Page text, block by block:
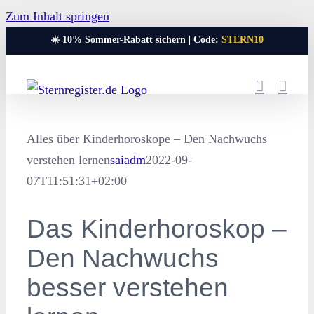
Zum Inhalt springen
☀️ 10% Sommer-Rabatt sichern | Code: STERN10
Alles über Kinderhoroskope – Den Nachwuchs
verstehen lernensaiadm2022-09-
07T11:51:31+02:00
Das Kinderhoroskop –
Den Nachwuchs
besser verstehen